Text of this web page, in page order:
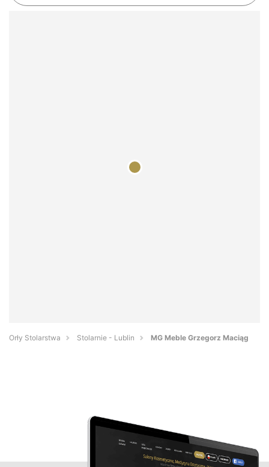
Orły Stolarstwa Stolarnie - Lublin MG Meble Grzegorz Maciąg